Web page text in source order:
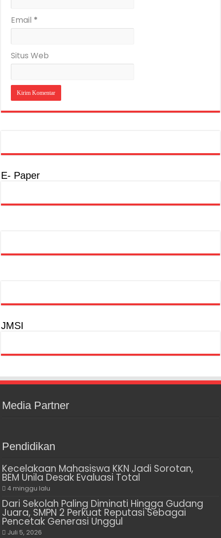
Email *
Situs Web
E- Paper
JMSI
Media Partner
Pendidikan
Kecelakaan Mahasiswa KKN Jadi Sorotan,
BEM Unila Desak Evaluasi Total
4 minggu lalu
Dari Sekolah Paling Diminati Hingga Gudang
Juara, SMPN 2 Perkuat Reputasi Sebagai
Pencetak Generasi Unggul
Juli 5, 2026